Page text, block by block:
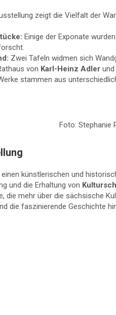
zeigt die Vielfalt der
Einige der Exponate
Zwei Tafeln widmen sich
von Karl-Heinz Adler und
stammen aus
Foto: Stephanie
künstlerischen und
und die Erhaltung von
die mehr über die sächsische
die faszinierende Geschichte